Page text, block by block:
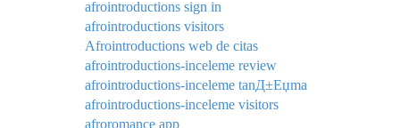
afrointroductions sign in
afrointroductions visitors
Afrointroductions web de citas
afrointroductions-inceleme review
afrointroductions-inceleme tanД±Еџma
afrointroductions-inceleme visitors
afroromance app